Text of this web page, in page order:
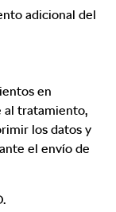
adicional del
en
al tratamiento,
los datos y
el envío de